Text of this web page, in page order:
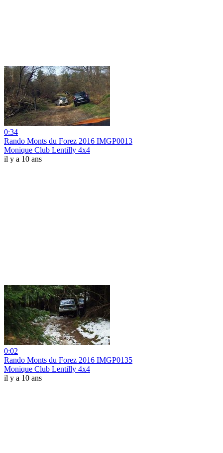
0:34
Rando Monts du Forez 2016 IMGP0013
Monique Club Lentilly 4x4
il y a 10 ans
0:02
Rando Monts du Forez 2016 IMGP0135
Monique Club Lentilly 4x4
il y a 10 ans